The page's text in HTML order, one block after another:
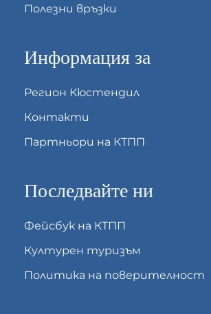
Полезни връзки
Информация за
Регион Кюстендил
Контакти
Партньори на КТПП
Последвайте ни
Фейсбук на КТПП
Културен туризъм
Политика на поверителност